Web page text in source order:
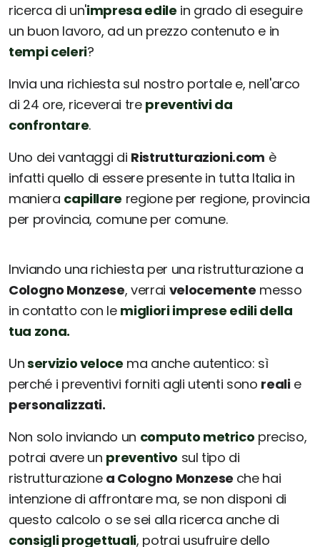
ricerca di un'impresa edile in grado di eseguire
un buon lavoro, ad un prezzo contenuto e in
tempi celeri?
Invia una richiesta sul nostro portale e, nell'arco
di 24 ore, riceverai tre preventivi da
confrontare.
Uno dei vantaggi di Ristrutturazioni.com è
infatti quello di essere presente in tutta Italia in
maniera capillare regione per regione, provincia
per provincia, comune per comune.
Inviando una richiesta per una ristrutturazione a
Cologno Monzese, verrai velocemente messo
in contatto con le migliori imprese edili della
tua zona.
Unservizio veloce ma anche autentico: sì
perché i preventivi forniti agli utenti sono realie
personalizzati.
Non solo inviando un computo metrico preciso,
potrai avere un preventivo sul tipo di
ristrutturazione a Cologno Monzese che hai
intenzione di affrontare ma, se non disponi di
questo calcolo o se sei alla ricerca anche di
consigli progettuali, potrai usufruire dello